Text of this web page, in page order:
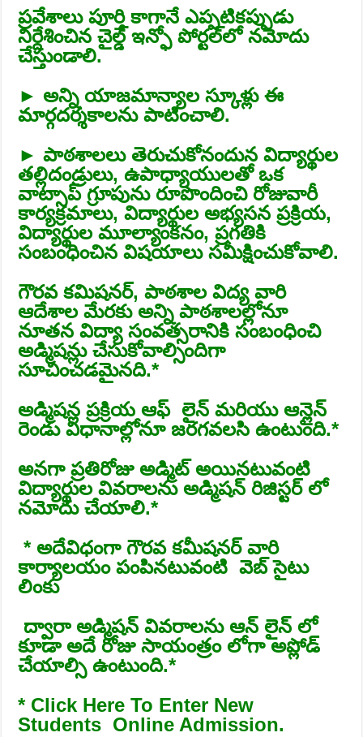
ప్రవేశాలు పూర్తి కాగానే ఎప్పటికప్పుడు
నిర్దేశించిన చైల్డ్‌ ఇన్ఫో పోర్టల్‌లో నమోదు
చేస్తుండాలి.
► అన్ని యాజమాన్యాల స్కూళ్లు ఈ
మార్గదర్శకాలను పాటించాలి.
► పాఠశాలలు తెరుచుకోనందున విద్యార్థుల
తల్లిదండ్రులు, ఉపాధ్యాయులతో ఒక
వాట్సాప్‌ గ్రూపును రూపొందించి రోజువారీ
కార్యక్రమాలు, విద్యార్థుల అభ్యసన ప్రక్రియ,
విద్యార్థుల మూల్యాంకనం, ప్రగతికి
సంబంధించిన విషయాలు సమీక్షించుకోవాలి.
గౌరవ కమిషనర్, పాఠశాల విద్య వారి
ఆదేశాల మేరకు అన్ని పాఠశాలల్లోనూ
నూతన విద్యా సంవత్సరానికి సంబంధించి
అడ్మిషన్లు చేసుకోవాల్సిందిగా
సూచించడమైనది.*
అడ్మిషన్ల ప్రక్రియ ఆఫ్ లైన్ మరియు ఆన్లైన్
రెండు విధానాల్లోనూ జరగవలసి ఉంటుంది.*
అనగా ప్రతిరోజు అడ్మిట్ అయినటువంటి
విద్యార్థుల వివరాలను అడ్మిషన్ రిజిస్టర్ లో
నమోదు చేయాలి.*
* అదేవిధంగా గౌరవ కమీషనర్ వారి
కార్యాలయం పంపినటువంటి వెబ్ సైటు
లింకు
ద్వారా అడ్మిషన్ వివరాలను ఆన్ లైన్ లో
కూడా అదే రోజు సాయంత్రం లోగా అప్లోడ్
చేయాల్సి ఉంటుంది.*
* Click Here To Enter New
Students Online Admission.